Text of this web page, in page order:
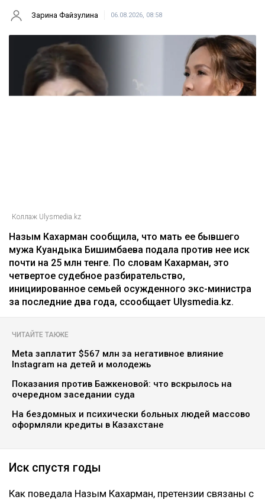
Зарина Файзулина 06.08.2026, 08:58
Коллаж Ulysmedia.kz
Назым Кахарман сообщила, что мать ее бывшего
мужа Куандыка Бишимбаева подала против нее иск
почти на 25 млн тенге. По словам Кахарман, это
четвертое судебное разбирательство,
инициированное семьей осужденного экс-министра
за последние два года, ссообщает Ulysmedia.kz.
ЧИТАЙТЕ ТАКЖЕ
Meta заплатит $567 млн за негативное влияние
Instagram на детей и молодежь
Показания против Бажкеновой: что вскрылось на
очередном заседании суда
На бездомных и психически больных людей массово
оформляли кредиты в Казахстане
Иск спустя годы
Как поведала Назым Кахарман, претензии связаны с